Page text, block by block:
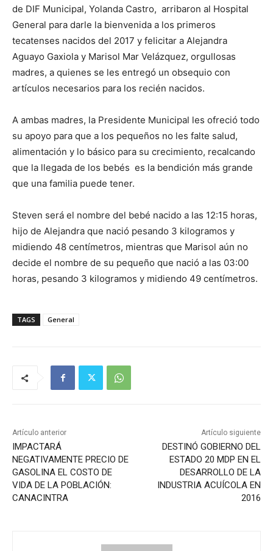
de DIF Municipal, Yolanda Castro, arribaron al Hospital
General para darle la bienvenida a los primeros
tecatenses nacidos del 2017 y felicitar a Alejandra
Aguayo Gaxiola y Marisol Mar Velázquez, orgullosas
madres, a quienes se les entregó un obsequio con
artículos necesarios para los recién nacidos.
A ambas madres, la Presidente Municipal les ofreció todo
su apoyo para que a los pequeños no les falte salud,
alimentación y lo básico para su crecimiento, recalcando
que la llegada de los bebés es la bendición más grande
que una familia puede tener.
Steven será el nombre del bebé nacido a las 12:15 horas,
hijo de Alejandra que nació pesando 3 kilogramos y
midiendo 48 centímetros, mientras que Marisol aún no
decide el nombre de su pequeño que nació a las 03:00
horas, pesando 3 kilogramos y midiendo 49 centímetros.
TAGS General
Artículo anterior
IMPACTARÁ
NEGATIVAMENTE PRECIO DE
GASOLINA EL COSTO DE
VIDA DE LA POBLACIÓN:
CANACINTRA
Artículo siguiente
DESTINÓ GOBIERNO DEL
ESTADO 20 MDP EN EL
DESARROLLO DE LA
INDUSTRIA ACUÍCOLA EN
2016